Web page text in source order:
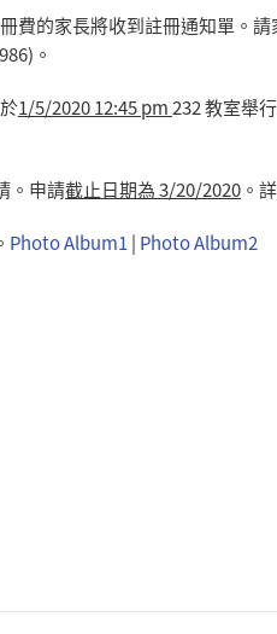
費的家長將收到註冊通知單。
。
1/5/2020 12:45 pm232 教室舉
。申請截止日期為 3/20/2020 。
Photo Album1| Photo Album2